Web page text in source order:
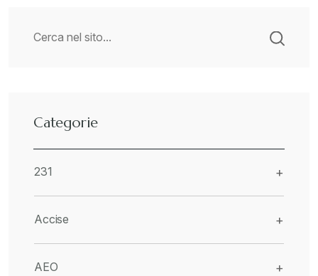
Categorie
231 +
Accise +
AEO +